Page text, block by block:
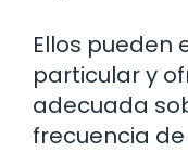
Ellos pueden
particular y
adecuada
frecuencia de